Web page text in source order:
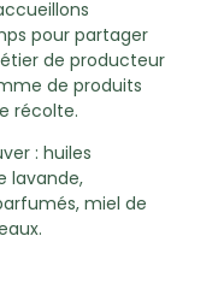
pour partager
de producteur
de produits
récolte.
: huiles
lavande,
miel de